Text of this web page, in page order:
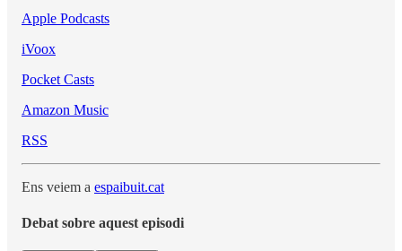
Apple Podcasts
iVoox
Pocket Casts
Amazon Music
RSS
Ens veiem a espaibuit.cat
Debat sobre aquest episodi